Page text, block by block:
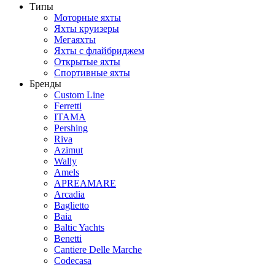
Типы
Моторные яхты
Яхты круизеры
Мегаяхты
Яхты с флайбриджем
Открытые яхты
Спортивные яхты
Бренды
Custom Line
Ferretti
ITAMA
Pershing
Riva
Azimut
Wally
Amels
APREAMARE
Arcadia
Baglietto
Baia
Baltic Yachts
Benetti
Сantiere Delle Marche
Codecasa